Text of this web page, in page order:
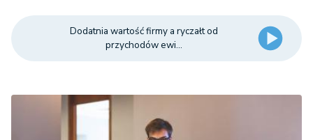
Dodatnia wartość firmy a ryczałt od
przychodów ewi...